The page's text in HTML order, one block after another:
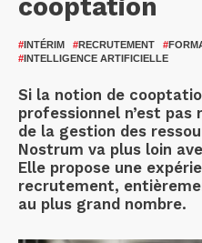
cooptation
#INTÉRIM #RECRUTEMENT #
#INTELLIGENCE ARTIFICIELLE
Si la notion de
professionnel n’est
de la gestion des
Nostrum va plus loin
Elle propose une
recrutement,
au plus grand nombre.